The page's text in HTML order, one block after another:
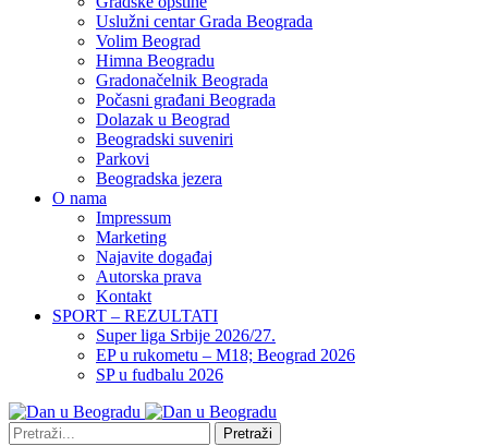
Uslužni centar Grada Beograda
Volim Beograd
Himna Beogradu
Gradonačelnik Beograda
Počasni građani Beograda
Dolazak u Beograd
Beogradski suveniri
Parkovi
Beogradska jezera
O nama
Impressum
Marketing
Najavite događaj
Autorska prava
Kontakt
SPORT – REZULTATI
Super liga Srbije 2026/27.
EP u rukometu – M18; Beograd 2026
SP u fudbalu 2026
Pretraži